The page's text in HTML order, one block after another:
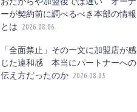
ーが契約前に調べるべき本部の情報
とは
2026.08.06
「全面禁止」その一文に加盟店が感
じた違和感 本当にパートナーへの
伝え方だったのか 2026.08.05